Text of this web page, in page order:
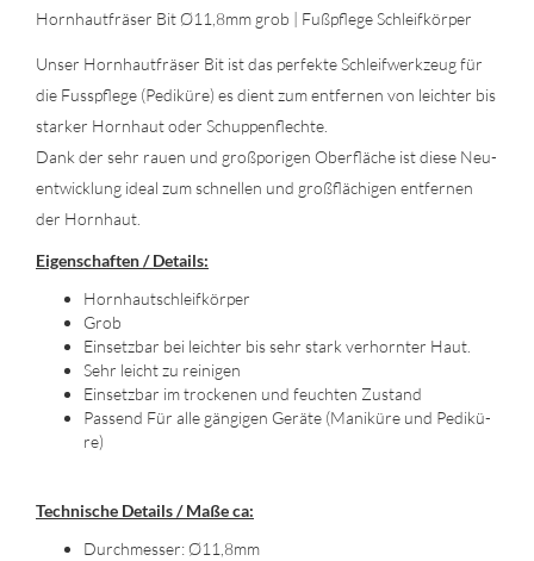
Horn­haut­frä­ser Bit Ø11,8mm grob | Fuß­pfle­ge Schleif­kör­per
Unser Horn­haut­frä­ser Bit ist das per­fek­te Schleif­werk­zeug für
die Fuss­pfle­ge (Pe­di­kü­re) es dient zum ent­fer­nen von leich­ter bis
star­ker Horn­haut oder Schup­pen­flech­te.
Dank der sehr rauen und groß­po­ri­gen Ober­flä­che ist diese Neu­
ent­wick­lung ideal zum schnel­len und groß­flä­chi­gen ent­fer­nen
der Horn­haut.
Ei­gen­schaf­ten / De­tails:
Horn­hautschleif­kör­per
Grob
Ein­setz­bar bei leich­ter bis sehr stark ver­horn­ter Haut.
Sehr leicht zu rei­ni­gen
Ein­setz­bar im tro­cke­nen und feuch­ten Zu­stand
Pas­send Für alle gän­gi­gen Ge­rä­te (Ma­ni­kü­re und Pe­di­kü­
re)
Tech­ni­sche De­tails / Maße ca:
Durch­mes­ser: Ø11,8mm